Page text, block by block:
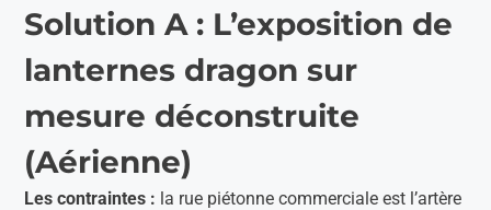
Solution A : L’exposition de
lanternes dragon sur
mesure déconstruite
(Aérienne)
Les contraintes : la rue piétonne commerciale est l’artère